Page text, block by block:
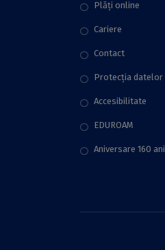
Plăţi online
Cariere
Contact
Protecţia datelor
Accesibilitate
EDUROAM
Aniversare 160 ani